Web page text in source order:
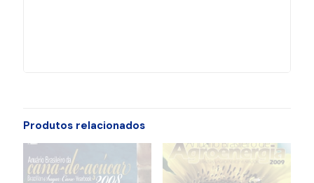
Produtos relacionados